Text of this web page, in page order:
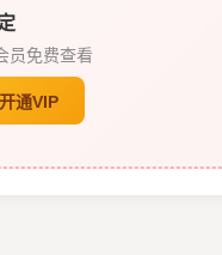
员免费查看
通VIP